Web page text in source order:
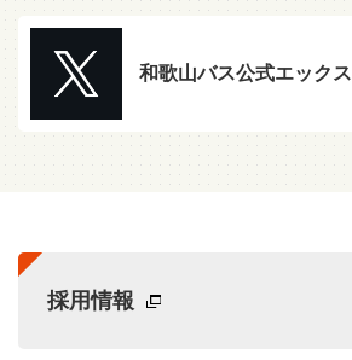
和歌山バス公式エックス
採用情報